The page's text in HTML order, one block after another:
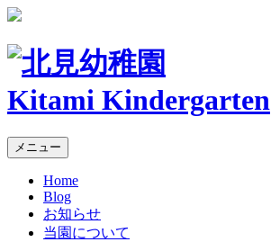
Kitami Kindergarten
メニュー
Home
Blog
お知らせ
当園について